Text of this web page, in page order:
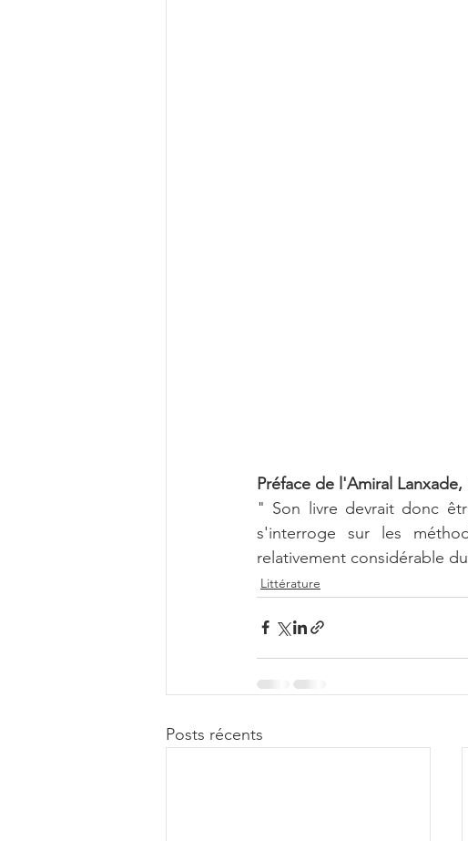
Préface de l'Amiral
" Son livre devrait donc
s'interroge sur les
relativement considérable
Littérature
Posts récents